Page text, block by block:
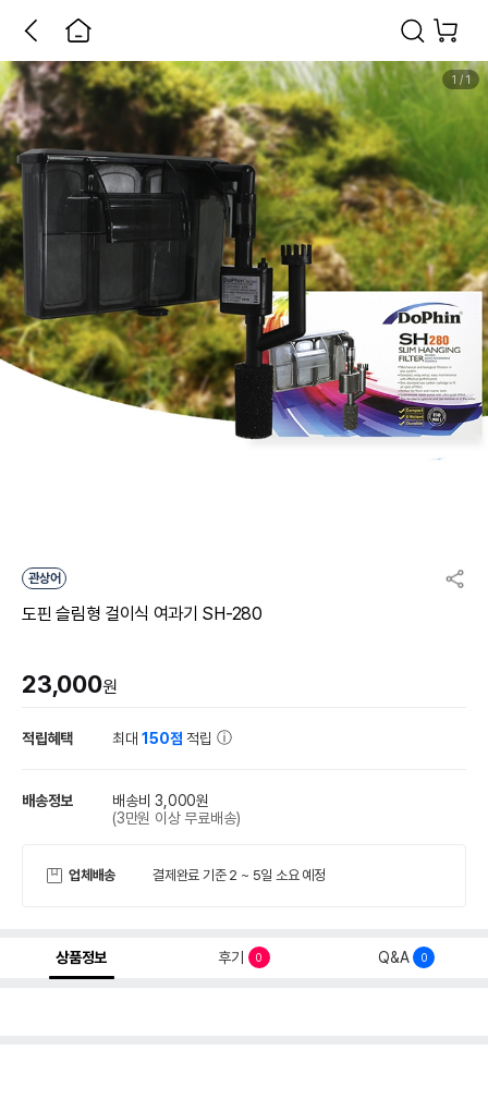
1 /1
관상어
도핀 슬림형 걸이식 여과기 SH-280
23,000원
적립혜택 최대150점 적립
배송정보
배송비 3,000원
(3만원 이상 무료배송)
업체배송 결제완료 기준 2 ~ 5일 소요 예정
상품정보 후기 0 Q&A 0